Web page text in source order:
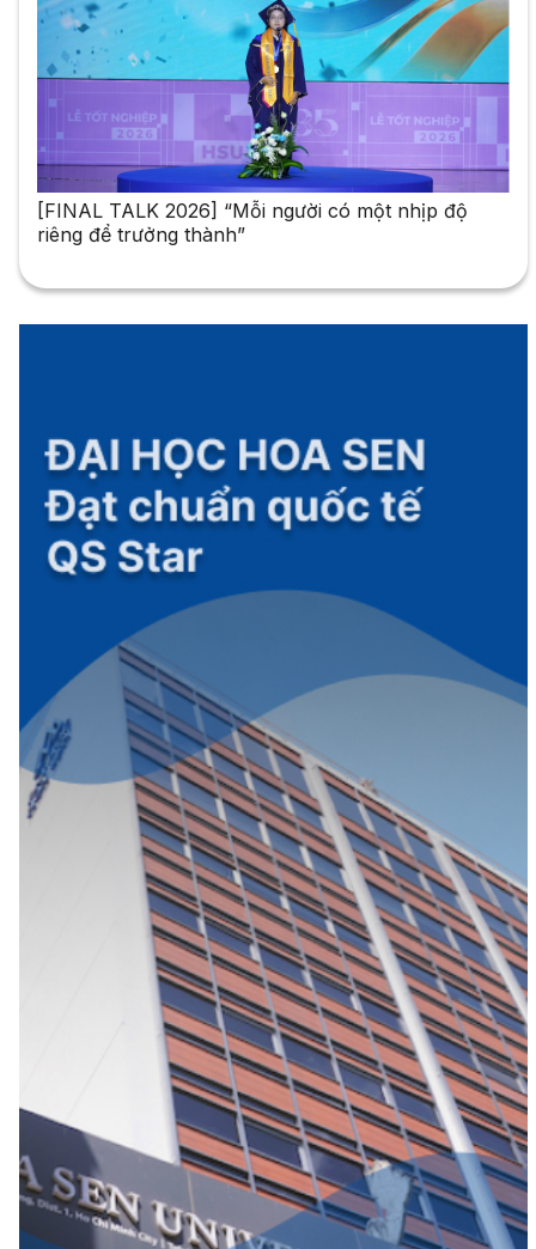
[FINAL TALK 2026] “Mỗi người có một nhịp độ
riêng để trưởng thành”